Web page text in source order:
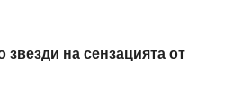
звезди на сензацията от